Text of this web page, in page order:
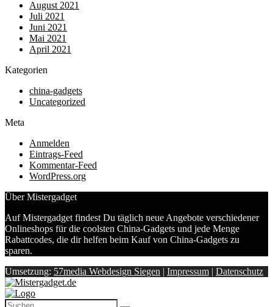
August 2021
Juli 2021
Juni 2021
Mai 2021
April 2021
Kategorien
china-gadgets
Uncategorized
Meta
Anmelden
Eintrags-Feed
Kommentar-Feed
WordPress.org
Über Mistergadget
Auf Mistergadget findest Du täglich neue Angebote verschiedener
Onlineshops für die coolsten China-Gadgets und jede Menge
Rabattcodes, die dir helfen beim Kauf von China-Gadgets zu
sparen.
Umsetzung: 57media Webdesign Siegen | Impressum | Datenschutz